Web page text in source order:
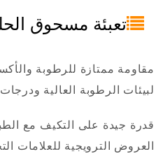
تعبئة مسحوق
مقاومة ممتازة للرطوبة
لبيئات الرطوبة العالية
قدرة جيدة على التكيف مع
العروض الترويجية للعلامات